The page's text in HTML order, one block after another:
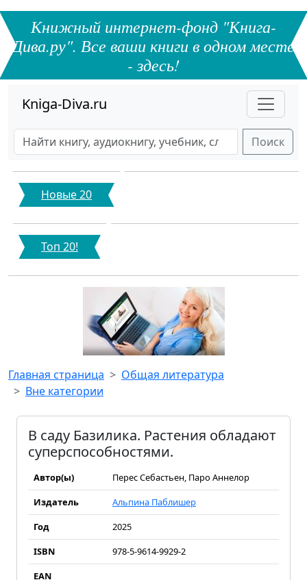
Книжный интернет-фонд "Книга-
Дива.ру". Все ваши книги в одном месте
- здесь!
Kniga-Diva.ru
Поиск
Новые 20
Топ 20!
Главная страница
Общая литература
Вне категории
В саду Базилика. Растения обладают
суперспособностями.
Автор(ы)
Перес Себастьен, Паро Аннелор
Издатель
Альпина Паблишер
Год
2025
ISBN
978-5-9614-9929-2
EAN